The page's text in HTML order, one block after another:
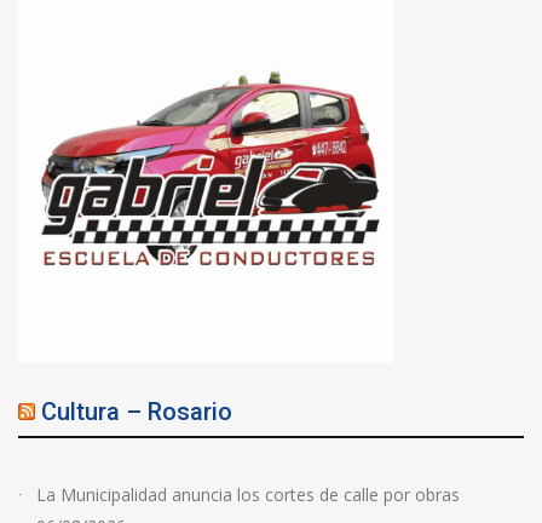
Cultura – Rosario
La Municipalidad anuncia los cortes de calle por obras